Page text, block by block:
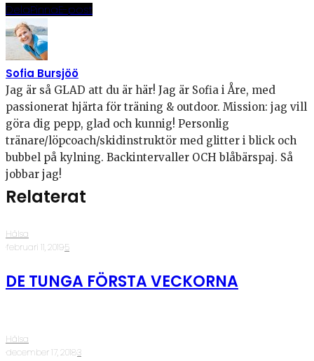
DelaPinnaE-post
Sofia Bursjöö
Jag är så GLAD att du är här! Jag är Sofia i Åre, med
passionerat hjärta för träning & outdoor. Mission: jag vill
göra dig pepp, glad och kunnig! Personlig
tränare/löpcoach/skidinstruktör med glitter i blick och
bubbel på kylning. Backintervaller OCH blåbärspaj. Så
jobbar jag!
Relaterat
Hälsa
·februari 11, 2019·5
DE TUNGA FÖRSTA VECKORNA
Hälsa
·december 17, 2018·3